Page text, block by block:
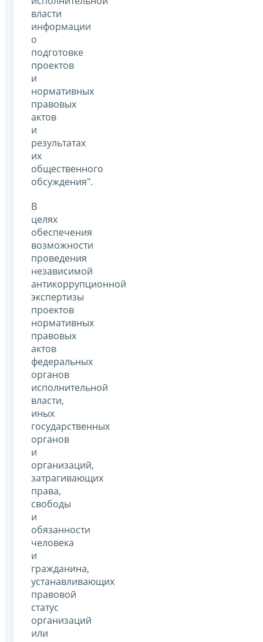
власти
информации
о
подготовке
проектов
и
нормативных
правовых
актов
и
результатах
их
общественного
обсуждения".
В
целях
обеспечения
возможности
проведения
независимой
антикоррупционной
экспертизы
проектов
нормативных
правовых
актов
федеральных
органов
исполнительной
власти,
иных
государственных
органов
и
организаций,
затрагивающих
права,
свободы
и
обязанности
человека
и
гражданина,
устанавливающих
правовой
статус
организаций
или